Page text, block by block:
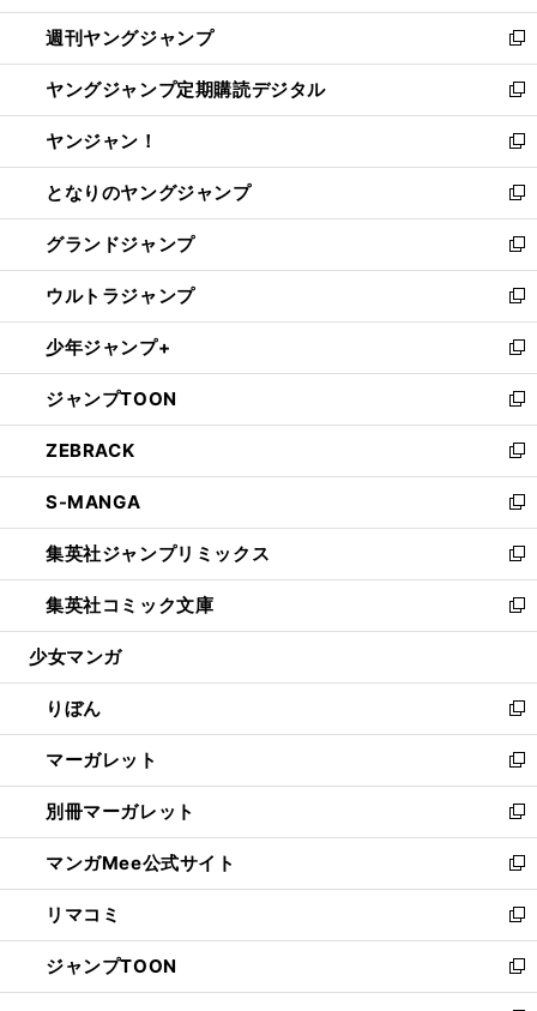
開
く
ウ
で
開
く
ン
ド
ウ
で
開
く
ウ
ィ
ン
ド
ウ
で
開
く
週刊ヤングジャンプ
新
し
い
ウ
ィ
ン
ド
ウ
で
開
く
ヤングジャンプ定期購読デジタル
新
し
い
ウ
ィ
ン
ド
ウ
で
開
く
ヤンジャン！
新
し
い
ウ
ィ
ン
ド
ウ
で
開
く
となりのヤングジャンプ
新
し
い
ウ
ィ
ン
ド
ウ
で
開
く
グランドジャンプ
新
し
い
ウ
ィ
ン
ド
ウ
で
開
く
ウルトラジャンプ
新
し
い
ウ
ィ
ン
ド
ウ
で
開
く
少年ジャンプ+
新
し
い
ウ
ィ
ン
ド
ウ
で
開
く
ジャンプTOON
新
し
い
ウ
ィ
ン
ド
ウ
で
開
ZEBRACK
新
し
い
ウ
ィ
ン
ド
ウ
開
く
S-MANGA
新
し
い
ウ
ィ
ン
ウ
で
開
く
集英社ジャンプリミックス
新
し
い
ウ
ン
ド
ウ
で
開
く
集英社コミック文庫
新
し
ウ
ィ
ン
ド
ウ
で
開
く
少女マンガ
りぼん
新
し
い
ウ
ィ
ン
ド
ウ
で
開
く
マーガレット
新
し
い
ウ
ィ
ン
ド
ウ
で
開
別冊マーガレット
新
し
い
ウ
ィ
ン
ド
ウ
マンガMee公式サイト
新
し
い
ウ
ィ
ン
リマコミ
新
し
い
ウ
ジャンプTOON
新
し